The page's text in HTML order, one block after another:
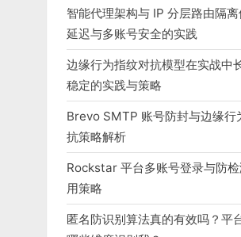
智能代理架构与 IP 分层路由隔
延迟与多账号安全的实践
边缘行为指纹对抗模型在实战中
稳定的实践与策略
Brevo SMTP 账号防封与边缘行
抗策略解析
Rockstar 平台多账号登录与防检
用策略
匿名防识别算法真的有效吗？平